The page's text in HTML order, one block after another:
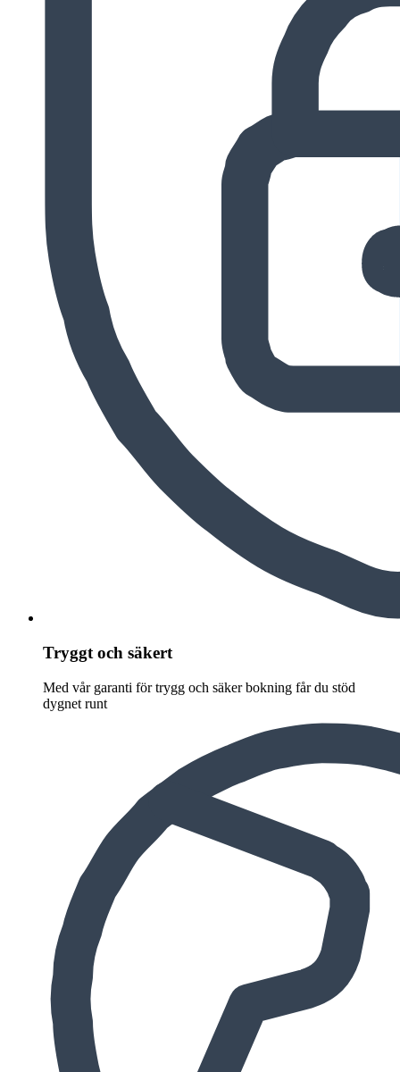
Tryggt och säkert
Med vår garanti för trygg och säker bokning får du stöd
dygnet runt